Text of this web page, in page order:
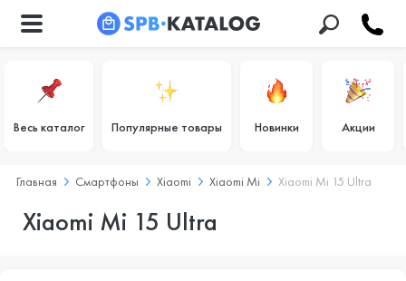
Весь каталог Популярные товары Новинки Акции
Главная Смартфоны Xiaomi Xiaomi Mi Xiaomi Mi 15 Ultra
Xiaomi Mi 15 Ultra